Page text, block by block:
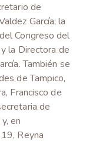
de
García; la
Congreso del
la Directora de
También se
de Tampico,
Francisco de
de
en
Reyna